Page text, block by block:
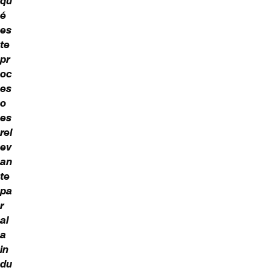
é
es
te
pr
oc
es
o
es
rel
ev
an
te
pa
r
al
a
in
du